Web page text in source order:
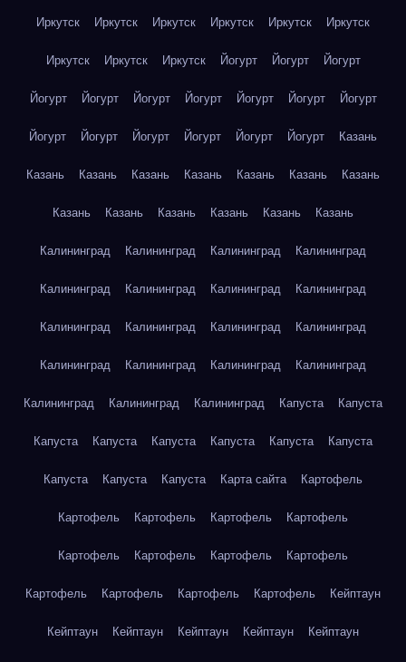
Иркутск Иркутск Иркутск Иркутск Иркутск Иркутск
Иркутск Иркутск Иркутск Йогурт Йогурт Йогурт
Йогурт Йогурт Йогурт Йогурт Йогурт Йогурт Йогурт
Йогурт Йогурт Йогурт Йогурт Йогурт Йогурт Казань
Казань Казань Казань Казань Казань Казань Казань
Казань Казань Казань Казань Казань Казань
Калининград Калининград Калининград Калининград
Калининград Калининград Калининград Калининград
Калининград Калининград Калининград Калининград
Калининград Калининград Калининград Калининград
Калининград Калининград Калининград Капуста Капуста
Капуста Капуста Капуста Капуста Капуста Капуста
Капуста Капуста Капуста Карта сайта Картофель
Картофель Картофель Картофель Картофель
Картофель Картофель Картофель Картофель
Картофель Картофель Картофель Картофель Кейптаун
Кейптаун Кейптаун Кейптаун Кейптаун Кейптаун